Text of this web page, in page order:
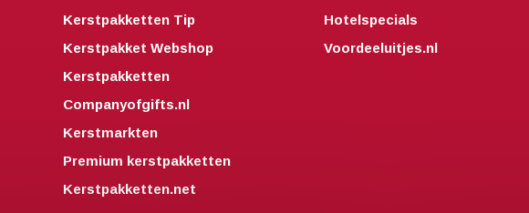
Kerstpakketten Tip
Kerstpakket Webshop
Kerstpakketten
Companyofgifts.nl
Kerstmarkten
Premium kerstpakketten
Kerstpakketten.net
Hotelspecials
Voordeeluitjes.nl